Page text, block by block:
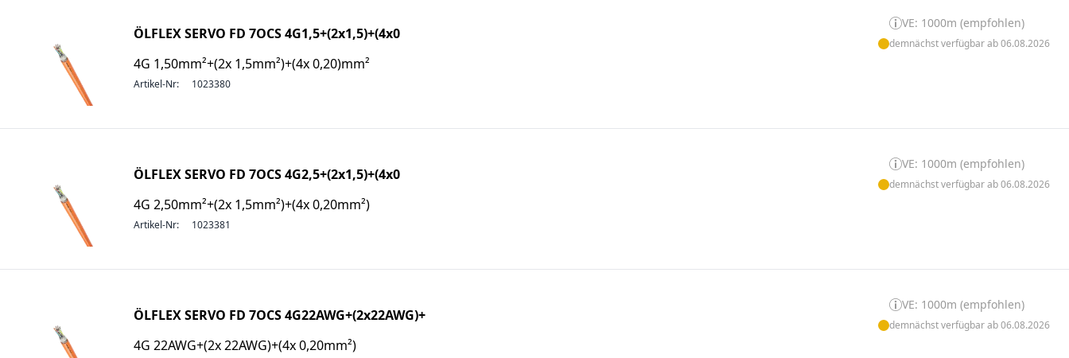
ÖLFLEX SERVO FD 7OCS 4G1,5+(2x1,5)+(4x0
4G 1,50mm²+(2x 1,5mm²)+(4x 0,20)mm²
Artikel-Nr: 1023380
VE: 1000m (empfohlen)
demnächst verfügbar ab 06.08.2026
ÖLFLEX SERVO FD 7OCS 4G2,5+(2x1,5)+(4x0
4G 2,50mm²+(2x 1,5mm²)+(4x 0,20mm²)
Artikel-Nr: 1023381
VE: 1000m (empfohlen)
demnächst verfügbar ab 06.08.2026
ÖLFLEX SERVO FD 7OCS 4G22AWG+(2x22AWG)+
4G 22AWG+(2x 22AWG)+(4x 0,20mm²)
VE: 1000m (empfohlen)
demnächst verfügbar ab 06.08.2026